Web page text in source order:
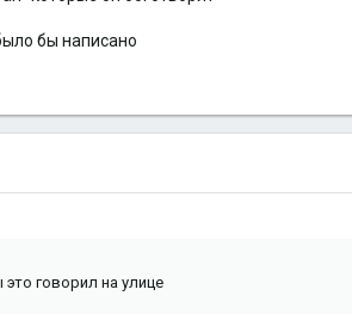
бы написано
говорил на улице